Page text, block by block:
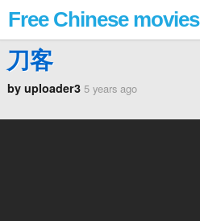
Free Chinese movies
刀客
by uploader3 5 years ago